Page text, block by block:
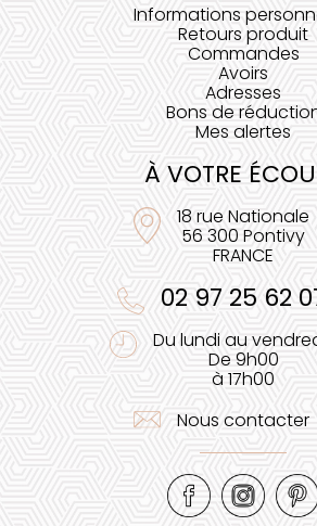
Informations
Retours produit
Commandes
Avoirs
Adresses
Bons de
Mes alertes
À VOTRE
18 rue Nationale
56 300 Pontivy
FRANCE
02 97 25 62
Du lundi au
De 9h00
à 17h00
Nous contacter